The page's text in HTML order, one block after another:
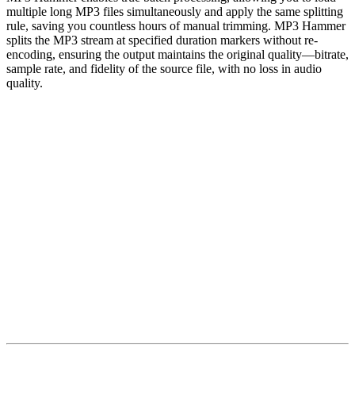
multiple long MP3 files simultaneously and apply the same splitting
rule, saving you countless hours of manual trimming. MP3 Hammer
splits the MP3 stream at specified duration markers without re-
encoding, ensuring the output maintains the original quality—bitrate,
sample rate, and fidelity of the source file, with no loss in audio
quality.